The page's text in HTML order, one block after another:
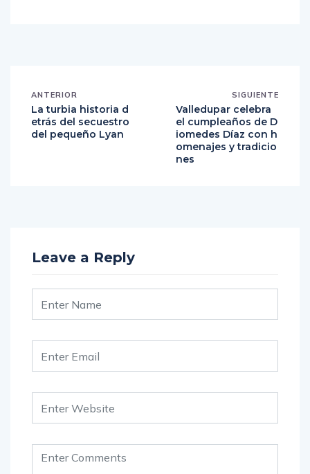
ANTERIOR
La turbia historia d
etrás del secuestro
del pequeño Lyan
SIGUIENTE
Valledupar celebra
el cumpleaños de D
iomedes Díaz con h
omenajes y tradicio
nes
Leave a Reply